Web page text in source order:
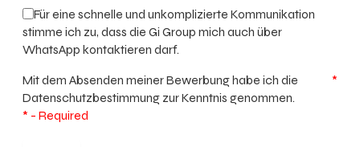
Für eine schnelle und unkomplizierte Kommunikation
stimme ich zu, dass die Gi Group mich auch über
WhatsApp kontaktieren darf.
*
Mit dem Absenden meiner Bewerbung habe ich die
Datenschutzbestimmung zur Kenntnis genommen.
* - Required